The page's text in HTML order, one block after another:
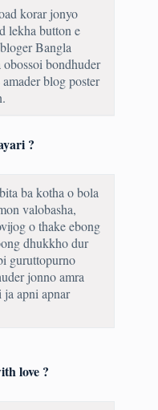
korar jonyo
lekha button e
Bangla
bondhuder
blog poster
?
ba kotha o bola
valobasha,
o thake ebong
dhukkho dur
guruttopurno
jonno amra
ja apni apnar
love ?